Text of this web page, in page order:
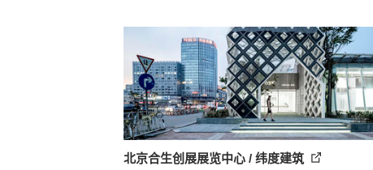
北京合生创展展览中心 / 纬度建筑